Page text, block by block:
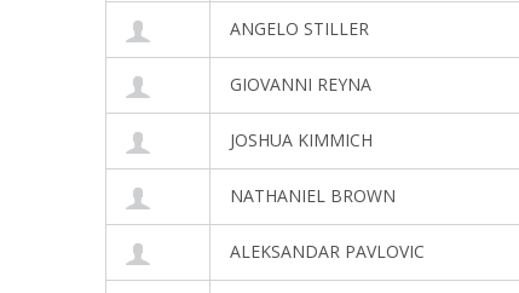
ANGELO STILLER
GIOVANNI REYNA
JOSHUA KIMMICH
NATHANIEL BROWN
ALEKSANDAR PAVLOVIC